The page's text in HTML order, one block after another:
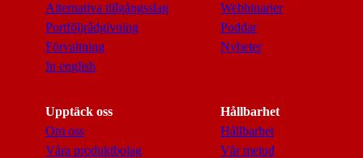
Alternativa tillgångsslag
Portföljrådgivning
Förvaltning
In english
Webbinarier
Poddar
Nyheter
Upptäck oss
Om oss
Våra produktbolag
Hållbarhet
Hållbarhet
Vår metod